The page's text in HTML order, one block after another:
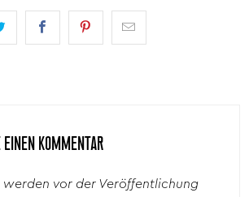
KOMMENTAR
werden vor der Veröffentlichung